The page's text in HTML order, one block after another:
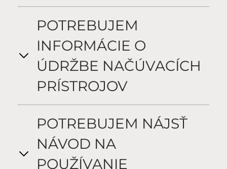
POTREBUJEM
INFORMÁCIE O
ÚDRŽBE NAČÚVACÍCH
PRÍSTROJOV
POTREBUJEM NÁJSŤ
NÁVOD NA
POUŽÍVANIE